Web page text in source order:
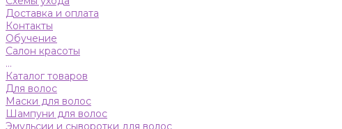
Доставка и оплата
Контакты
Обучение
Салон красоты
...
Каталог товаров
Для волос
Маски для волос
Шампуни для волос
Эмульсии и сыворотки для волос